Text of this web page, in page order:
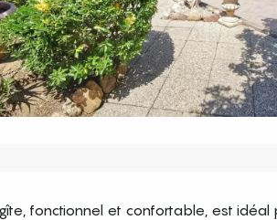
fonctionnel et confortable, est